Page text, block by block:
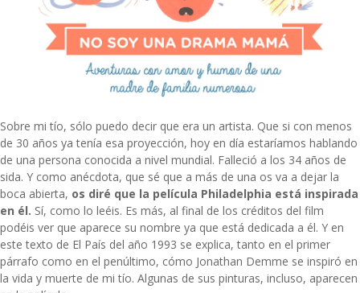
Sobre mi tío, sólo puedo decir que era un artista. Que si con menos
de 30 años ya tenía esa proyección, hoy en día estaríamos hablando
de una persona conocida a nivel mundial. Falleció a los 34 años de
sida. Y como anécdota, que sé que a más de una os va a dejar la
boca abierta, os diré que la película Philadelphia está inspirada
en él. Sí, como lo leéis. Es más, al final de los créditos del film
podéis ver que aparece su nombre ya que está dedicada a él. Y en
estetexto de El País del año 1993 se explica, tanto en el primer
párrafo como en el penúltimo, cómo Jonathan Demme se inspiró en
la vida y muerte de mi tío. Algunas de sus pinturas, incluso, aparecen